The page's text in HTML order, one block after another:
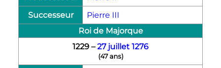
Successeur
Pierre III
Roi de Majorque
1229 –27 juillet 1276
(47 ans)